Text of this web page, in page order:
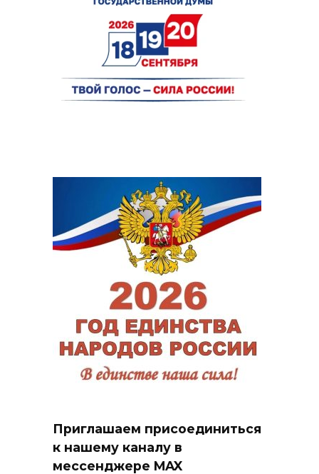
Приглашаем присоединиться
к нашему каналу в
мессенджере MAX